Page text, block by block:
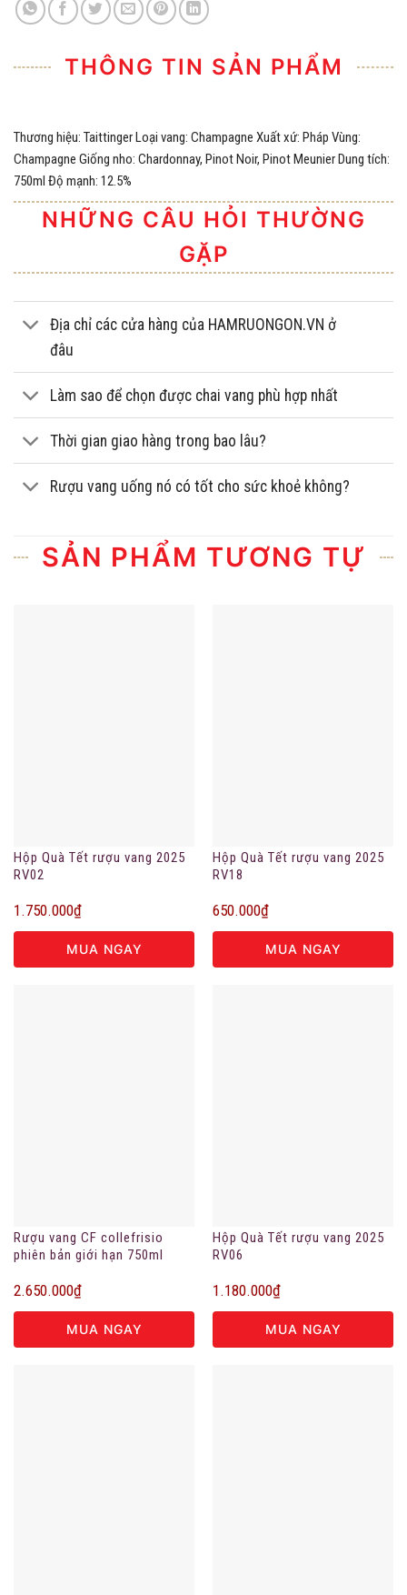
THÔNG TIN SẢN PHẨM
Thương hiệu: Taittinger Loại vang: Champagne Xuất xứ: Pháp Vùng:
Champagne Giống nho: Chardonnay, Pinot Noir, Pinot Meunier Dung tích:
750ml Độ mạnh: 12.5%
NHỮNG CÂU HỎI THƯỜNG
GẶP
Địa chỉ các cửa hàng của HAMRUONGON.VN ở
đâu
Làm sao để chọn được chai vang phù hợp nhất
Thời gian giao hàng trong bao lâu?
Rượu vang uống nó có tốt cho sức khoẻ không?
SẢN PHẨM TƯƠNG TỰ
Hộp Quà Tết rượu vang 2025
RV02
1.750.000₫
MUA NGAY
Hộp Quà Tết rượu vang 2025
RV18
650.000₫
MUA NGAY
Rượu vang CF collefrisio
phiên bản giới hạn 750ml
2.650.000₫
MUA NGAY
Hộp Quà Tết rượu vang 2025
RV06
1.180.000₫
MUA NGAY